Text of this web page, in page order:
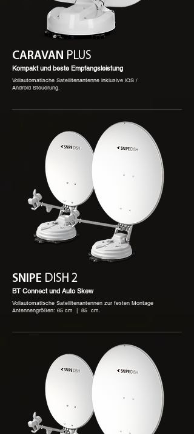
CARAVAN PLUS
Kompakt und beste Empfangsleistung
Vollautomatische Satellitenantenne inklusive iOS /
Android Steuerung.
SNIPE DISH 2
BT Connect und Auto Skew
Vollautomatische Satellitenantennen zur festen Montage
Antennengrößen: 65 cm | 85 cm.